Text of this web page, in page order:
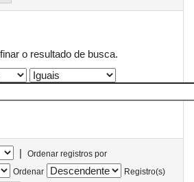
o resultado de busca.
|
Ordenar registros por
Ordenar
Registro(s)